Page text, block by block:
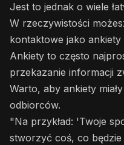
Jest to jednak o wiele
W rzeczywistości
kontaktowe jako
Ankiety to często
przekazanie informacji
Warto, aby ankiety
odbiorców.
"Na przykład: 'Twoje
stworzyć coś, co będzie